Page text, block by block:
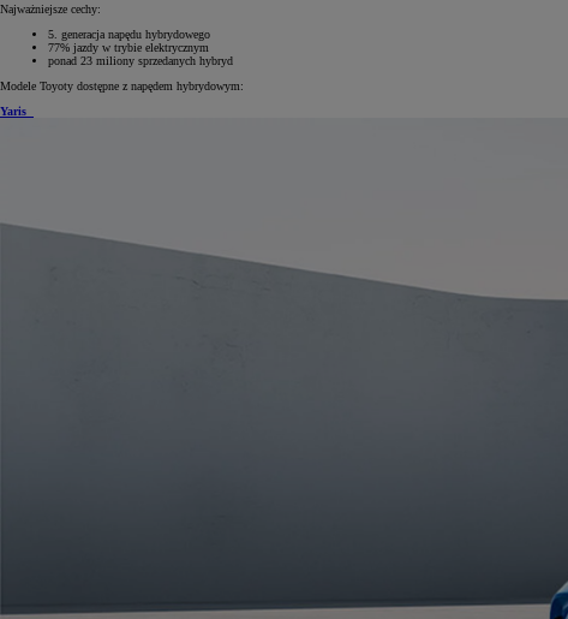
Najważniejsze cechy:
5. generacja napędu hybrydowego
77% jazdy w trybie elektrycznym
ponad 23 miliony sprzedanych hybryd
Modele Toyoty dostępne z napędem hybrydowym:
Yaris